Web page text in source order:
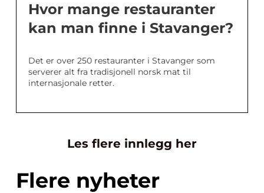
Hvor mange restauranter
kan man finne i Stavanger?
Det er over 250 restauranter i Stavanger som
serverer alt fra tradisjonell norsk mat til
internasjonale retter.
Les flere innlegg her
Flere nyheter